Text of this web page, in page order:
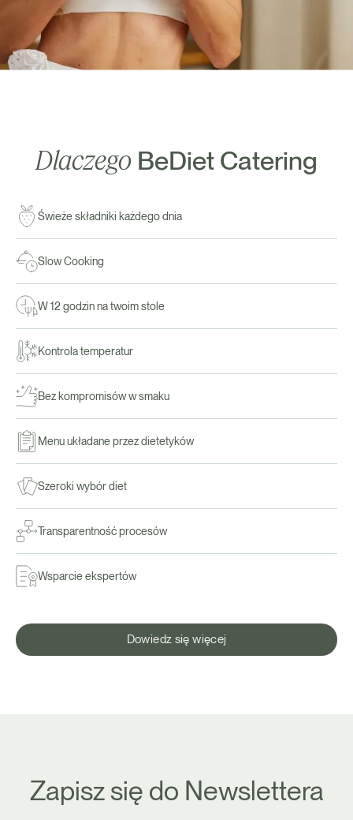
Dlaczego BeDiet Catering
Świeże składniki każdego dnia
Slow Cooking
W 12 godzin na twoim stole
Kontrola temperatur
Bez kompromisów w smaku
Menu układane przez dietetyków
Szeroki wybór diet
Transparentność procesów
Wsparcie ekspertów
Dowiedz się więcej
Zapisz się do Newslettera